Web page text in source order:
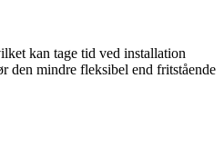
kan tage tid ved installation
den mindre fleksibel end fritstående